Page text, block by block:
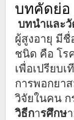
บทคัดย่อ
บทนำและวั
ผู้สูงอายุ มีชื่
ชนิด คือ โร
เพื่อเปรียบ
การพอกยา
วิจัยในคน ก
วิธีการศึกษ